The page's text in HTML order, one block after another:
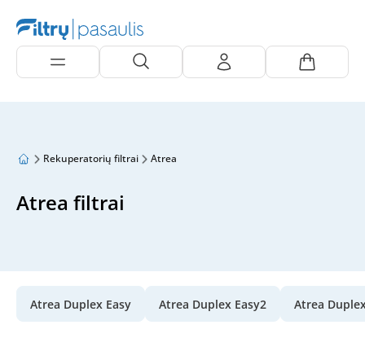
Rekuperatorių filtrai Atrea
Atrea filtrai
Atrea Duplex Easy Atrea Duplex Easy2 Atrea